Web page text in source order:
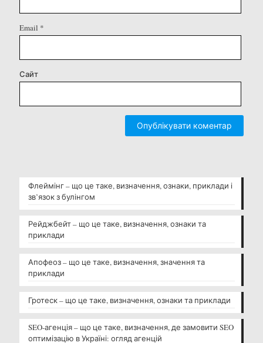
Email *
Сайт
Флеймінг – що це таке, визначення, ознаки, приклади і
зв’язок з булінгом
Рейджбейт – що це таке, визначення, ознаки та
приклади
Апофеоз – що це таке, визначення, значення та
приклади
Гротеск – що це таке, визначення, ознаки та приклади
SEO-агенція – що це таке, визначення, де замовити SEO
оптимізацію в Україні: огляд агенцій